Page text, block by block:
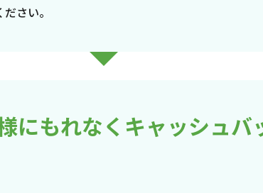
さい。
にもれなくキャッシュバ